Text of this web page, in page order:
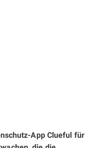
App Clueful für